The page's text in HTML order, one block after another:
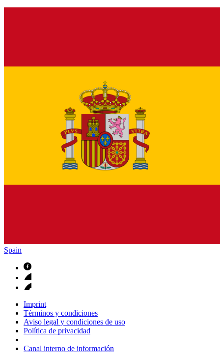
Spain
Imprint
Términos y condiciones
Aviso legal y condiciones de uso
Política de privacidad
Canal interno de información